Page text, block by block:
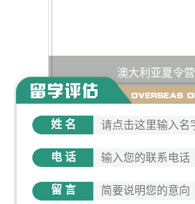
澳大利亚夏令营
姓名
电话
留言